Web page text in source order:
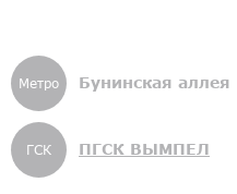
Метро Бунинская аллея
ГСК ПГСК ВЫМПЕЛ